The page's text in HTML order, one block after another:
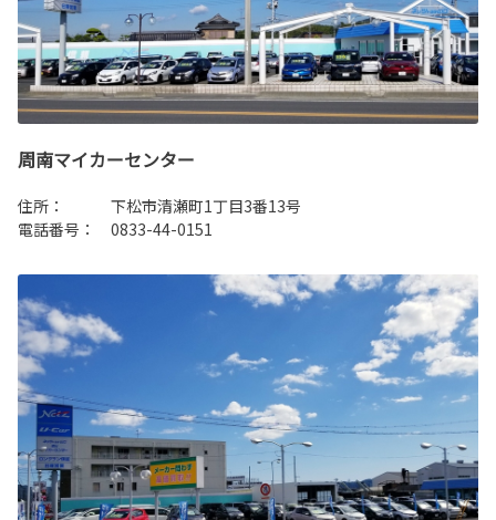
周南マイカーセンター
住所： 下松市清瀬町1丁目3番13号
電話番号： 0833-44-0151